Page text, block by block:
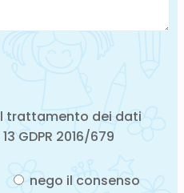
trattamento dei dati
GDPR 2016/679
nego il consenso